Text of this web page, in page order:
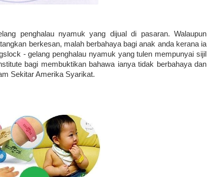
penghalau nyamuk yang dijual di pasaran. Walaupun
berkesan, malah berbahaya bagi anak anda kerana ia
- gelang penghalau nyamuk yang tulen mempunyai sijil
bagi membuktikan bahawa ianya tidak berbahaya dan
Sekitar Amerika Syarikat.